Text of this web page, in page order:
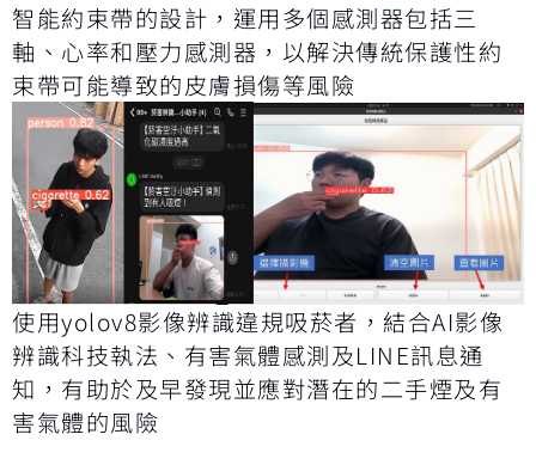
智能約束帶的設計，運用多個感測器包括三
軸、心率和壓力感測器，以解決傳統保護性約
束帶可能導致的皮膚損傷等風險
使用yolov8影像辨識違規吸菸者，結合AI影像
辨識科技執法、有害氣體感測及LINE訊息通
知，有助於及早發現並應對潛在的二手煙及有
害氣體的風險